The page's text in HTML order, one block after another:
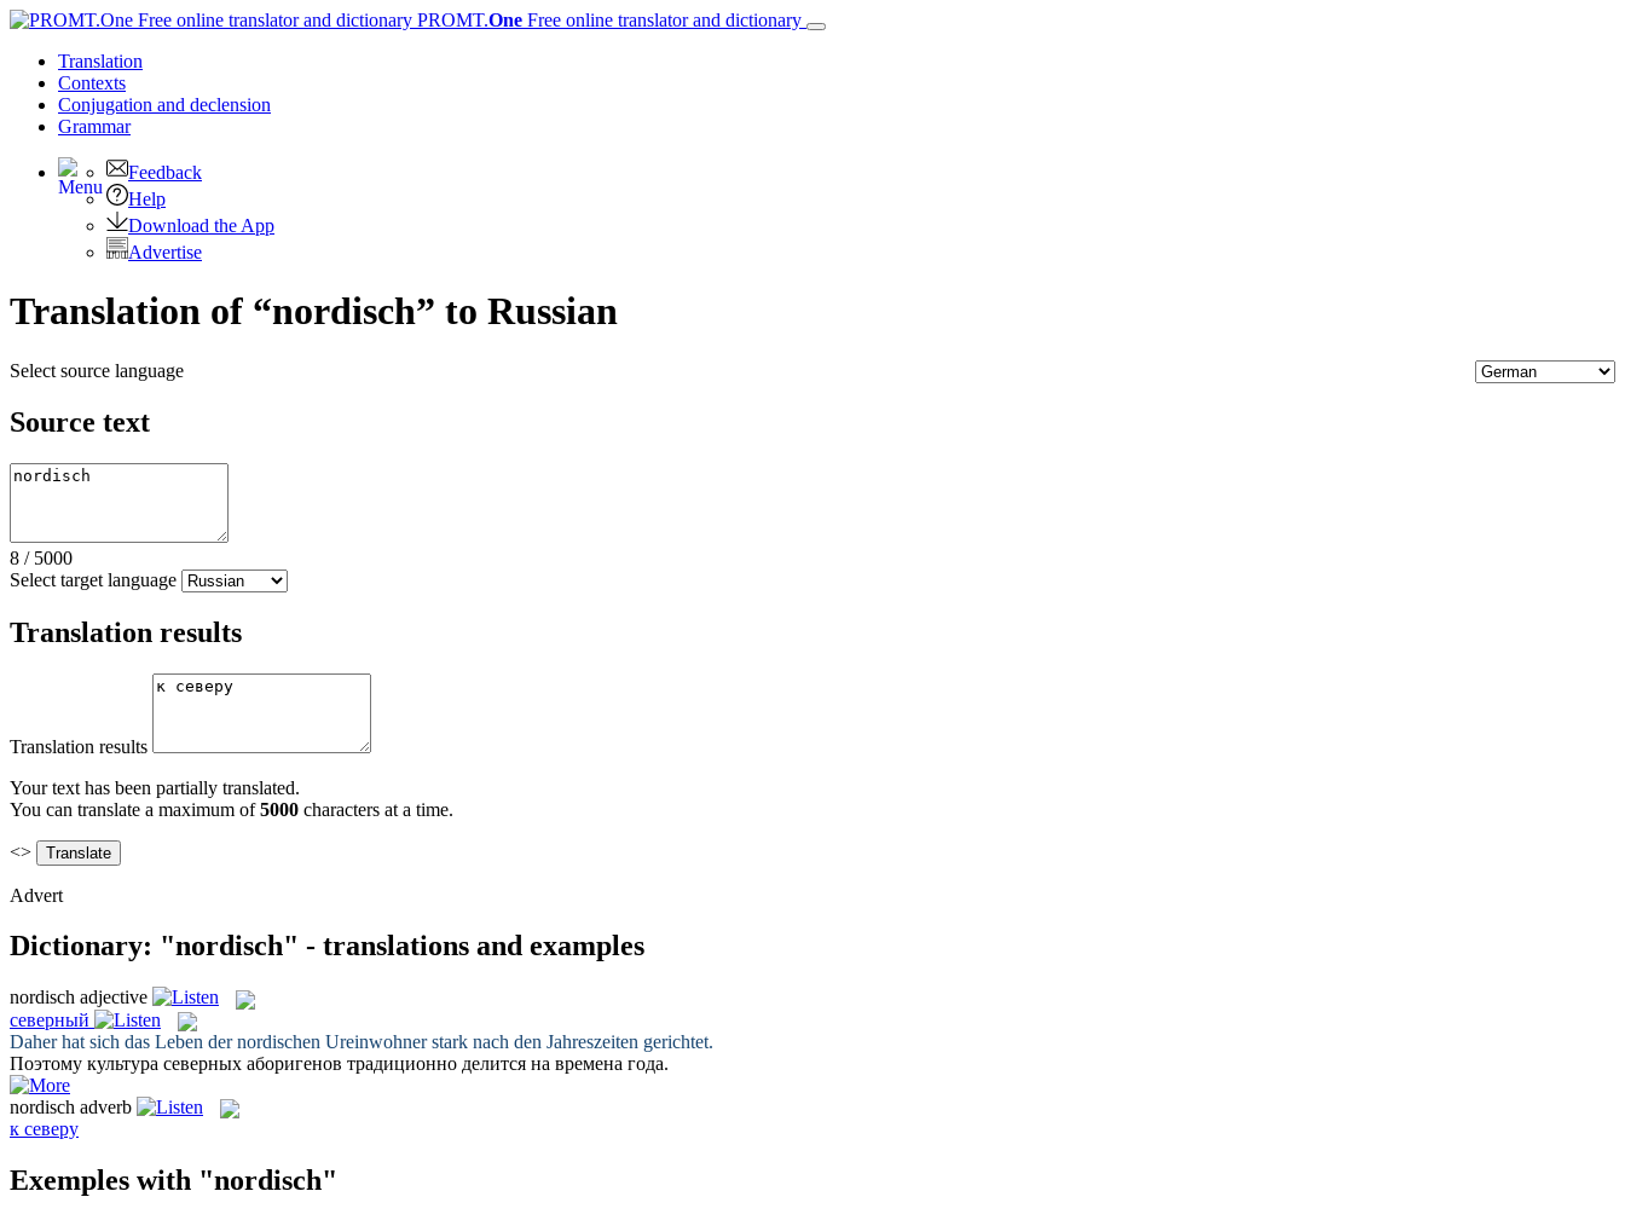
PROMT.One Free online translator and dictionary
Translation
Contexts
Conjugation and declension
Grammar
Feedback
Help
Download the App
Advertise
Translation of “nordisch” to Russian
Select source language
Source text
8 / 5000
Select target language
Translation results
Translation results
Your text has been partially translated.
You can translate a maximum of5000 characters at a time.
<>
Advert
Dictionary: "nordisch" - translations and examples
nordisch adjective
северный
Daher hat sich das Leben dernordischen Ureinwohner stark nach den Jahreszeiten gerichtet.
Поэтому культура северных аборигенов традиционно делится на времена года.
nordisch adverb
к северу
Exemples with "nordisch"